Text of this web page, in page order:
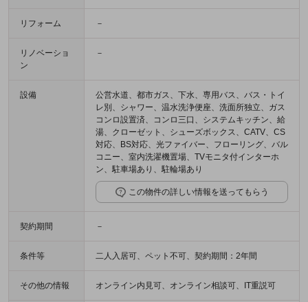
リフォーム －
リノベーショ
ン
－
設備
公営水道、都市ガス、下水、専用バス、バス・トイ
レ別、シャワー、温水洗浄便座、洗面所独立、ガス
コンロ設置済、コンロ三口、システムキッチン、給
湯、クローゼット、シューズボックス、CATV、CS
対応、BS対応、光ファイバー、フローリング、バル
コニー、室内洗濯機置場、TVモニタ付インターホ
ン、駐車場あり、駐輪場あり
この物件の詳しい情報を送ってもらう
契約期間 －
条件等 二人入居可、ペット不可、契約期間：2年間
その他の情報 オンライン内見可、オンライン相談可、IT重説可